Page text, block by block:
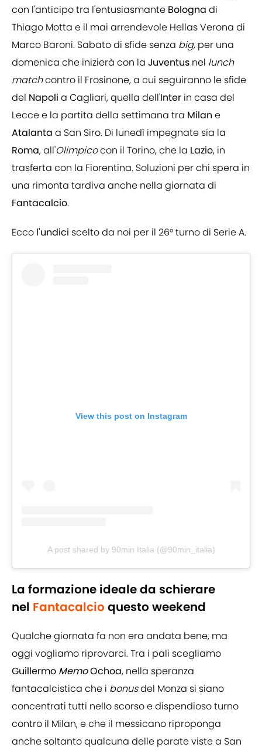
con l'anticipo tra l'entusiasmante Bologna di
Thiago Motta e il mai arrendevole Hellas Verona di
Marco Baroni. Sabato di sfide senza big, per una
domenica che inizierà con la Juventus nel lunch
matchcontro il Frosinone, a cui seguiranno le sfide
del Napoli a Cagliari, quella dell'Inter in casa del
Lecce e la partita della settimana tra Milan e
Atalanta a San Siro. Di lunedì impegnate sia la
Roma, all'Olimpicocon il Torino, che la Lazio, in
trasferta con la Fiorentina. Soluzioni per chi spera in
una rimonta tardiva anche nella giornata di
Fantacalcio.
Ecco l'undici scelto da noi per il 26° turno di Serie A.
View this post on Instagram
A post shared by 90min Italia (@90min_italia)
La formazione ideale da schierare
nel Fantacalcio questo weekend
Qualche giornata fa non era andata bene, ma
oggi vogliamo riprovarci. Tra i pali scegliamo
Guillermo MemoOchoa, nella speranza
fantacalcistica che i bonusdel Monza si siano
concentrati tutti nello scorso e dispendioso turno
contro il Milan, e che il messicano riproponga
anche soltanto qualcuna delle parate viste a San